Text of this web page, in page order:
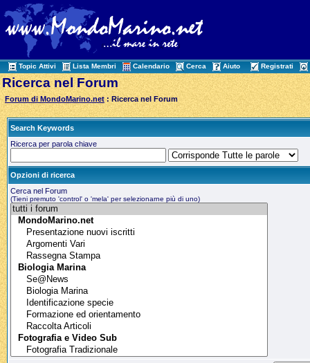
Topic Attivi Lista Membri Calendario Cerca Aiuto Registrati
Ricerca nel Forum
Forum di MondoMarino.net : Ricerca nel Forum
Search Keywords
Ricerca per parola chiave
Opzioni di ricerca
Cerca nel Forum
(Tieni premuto 'control' o 'mela' per selezionarne più di uno)